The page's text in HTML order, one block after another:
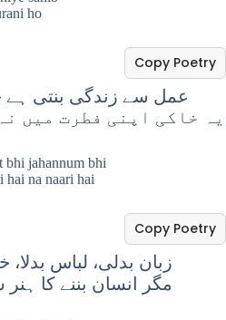
ho
عمل سے زندگی بنتی ہے
یہ خاکی اپنی فطرت میں
Copy Poetry
bhi jahannum bhi
hai na naari hai
زبان بدلی، لباس بدلا،
مگر انسان بننے کا
Copy Poetry